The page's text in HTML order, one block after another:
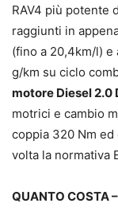
RAV4 più potente
raggiunti in
(fino a 20,4km/l) e
g/km su ciclo
motore Diesel 2.0
motrici e cambio
coppia 320 Nm
volta la normativa
QUANTO COSTA –